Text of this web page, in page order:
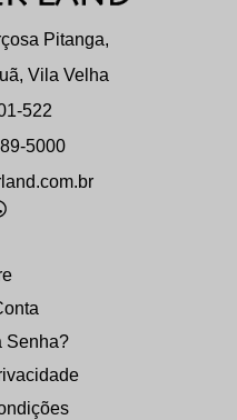
Pitanga,
Vila Velha
522
5000
Senha?